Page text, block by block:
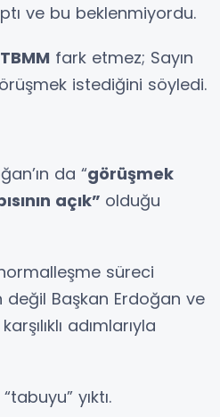
ve bu beklenmiyordu.
fark etmez; Sayın
istediğini söyledi.
da “görüşmek
açık” olduğu
süreci
değil Başkan Erdoğan ve
adımlarıyla
yıktı.